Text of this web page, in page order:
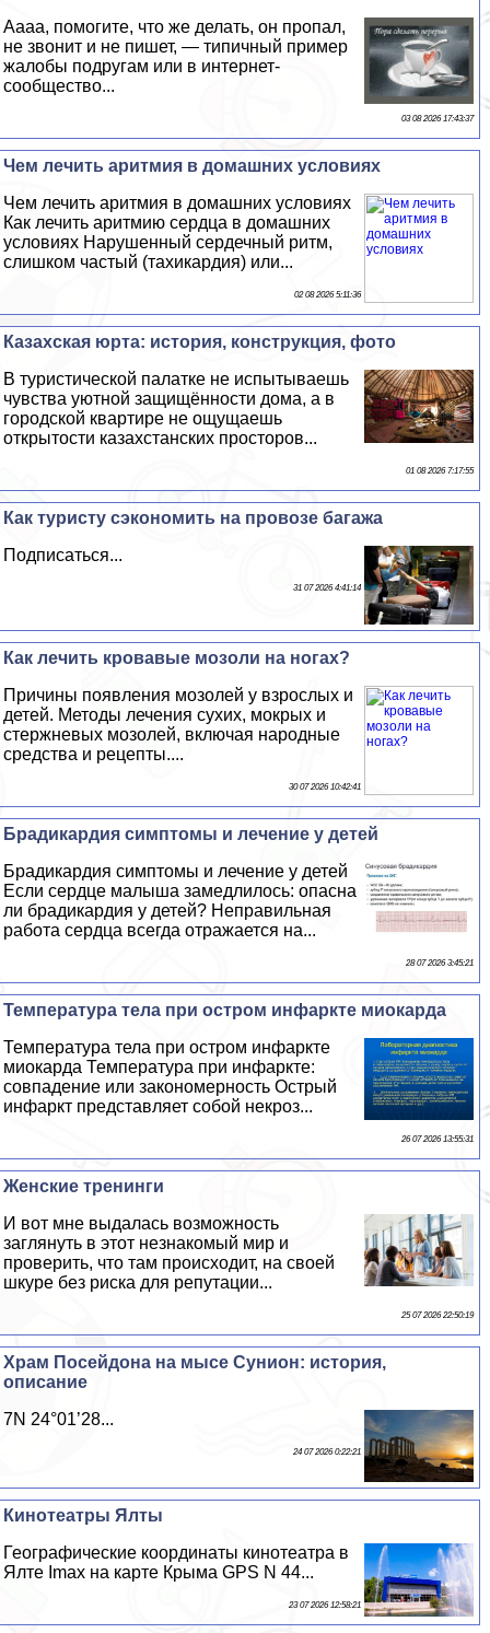
Аааа, помогите, что же делать, он пропал,
не звонит и не пишет, — типичный пример
жалобы подругам или в интернет-
сообщество...
03 08 2026 17:43:37
Чем лечить аритмия в домашних условиях
Чем лечить аритмия в домашних условиях
Как лечить аритмию сердца в домашних
условиях Нарушенный сердечный ритм,
слишком частый (тахикардия) или...
02 08 2026 5:11:36
Казахская юрта: история, конструкция, фото
В туристической палатке не испытываешь
чувства уютной защищённости дома, а в
городской квартире не ощущаешь
открытости казахстанских просторов...
01 08 2026 7:17:55
Как туристу сэкономить на провозе багажа
Подписаться...
31 07 2026 4:41:14
Как лечить кровавые мозоли на ногах?
Причины появления мозолей у взрослых и
детей. Методы лечения сухих, мокрых и
стержневых мозолей, включая народные
средства и рецепты....
30 07 2026 10:42:41
Брадикардия симптомы и лечение у детей
Брадикардия симптомы и лечение у детей
Если сердце малыша замедлилось: опасна
ли брадикардия у детей? Неправильная
работа сердца всегда отражается на...
28 07 2026 3:45:21
Температура тела при остром инфаркте миокарда
Температура тела при остром инфаркте
миокарда Температура при инфаркте:
совпадение или закономерность Острый
инфаркт представляет собой некроз...
26 07 2026 13:55:31
Женские тренинги
И вот мне выдалась возможность
заглянуть в этот незнакомый мир и
проверить, что там происходит, на своей
шкуре без риска для репутации...
25 07 2026 22:50:19
Храм Посейдона на мысе Сунион: история,
описание
7N 24°01’28...
24 07 2026 0:22:21
Кинотеатры Ялты
Географические координаты кинотеатра в
Ялте Imax на карте Крыма GPS N 44...
23 07 2026 12:58:21